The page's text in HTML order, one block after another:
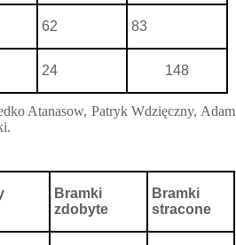
62 83
24 148
Atanasow, Patryk Wdzięczny, Adam
Bramki
zdobyte
Bramki
stracone